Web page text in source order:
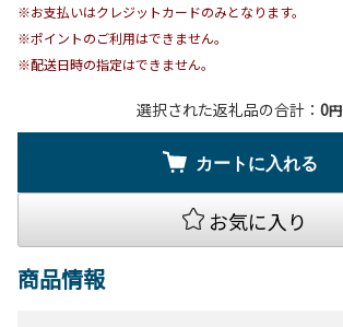
※お支払いはクレジットカードのみとなります。
※ポイントのご利用はできません。
※配送日時の指定はできません。
選択された返礼品の合計： 0円
カートに入れる
お気に入り
商品情報